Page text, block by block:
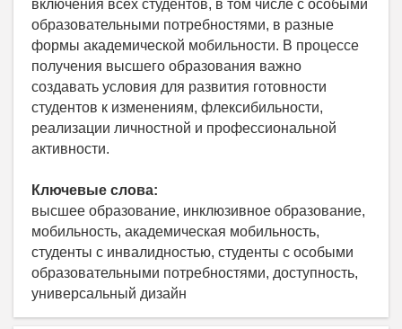
включения всех студентов, в том числе с особыми
образовательными потребностями, в разные
формы академической мобильности. В процессе
получения высшего образования важно
создавать условия для развития готовности
студентов к изменениям, флексибильности,
реализации личностной и профессиональной
активности.
Ключевые слова:
высшее образование, инклюзивное образование,
мобильность, академическая мобильность,
студенты с инвалидностью, студенты с особыми
образовательными потребностями, доступность,
универсальный дизайн